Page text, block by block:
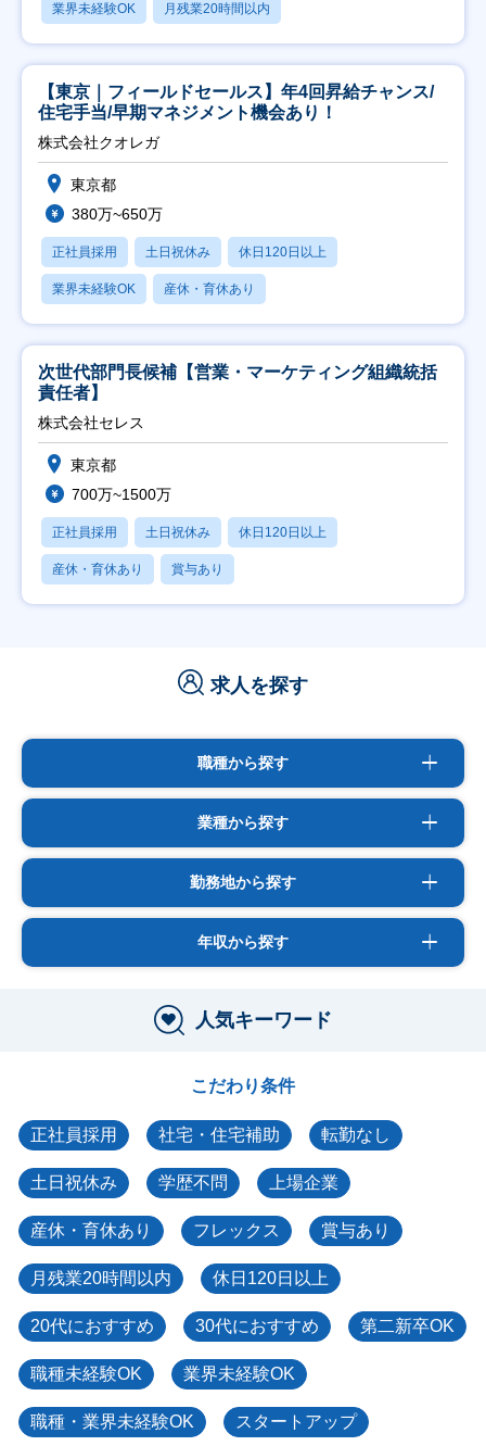
業界未経験OK 月残業20時間以内
【東京｜フィールドセールス】年4回昇給チャンス/
住宅手当/早期マネジメント機会あり！
株式会社クオレガ
東京都
380万~650万
正社員採用 土日祝休み 休日120日以上
業界未経験OK 産休・育休あり
次世代部門長候補【営業・マーケティング組織統括
責任者】
株式会社セレス
東京都
700万~1500万
正社員採用 土日祝休み 休日120日以上
産休・育休あり 賞与あり
求人を探す
職種から探す
業種から探す
勤務地から探す
年収から探す
人気キーワード
こだわり条件
正社員採用 社宅・住宅補助 転勤なし
土日祝休み 学歴不問 上場企業
産休・育休あり フレックス 賞与あり
月残業20時間以内 休日120日以上
20代におすすめ 30代におすすめ 第二新卒OK
職種未経験OK 業界未経験OK
職種・業界未経験OK スタートアップ